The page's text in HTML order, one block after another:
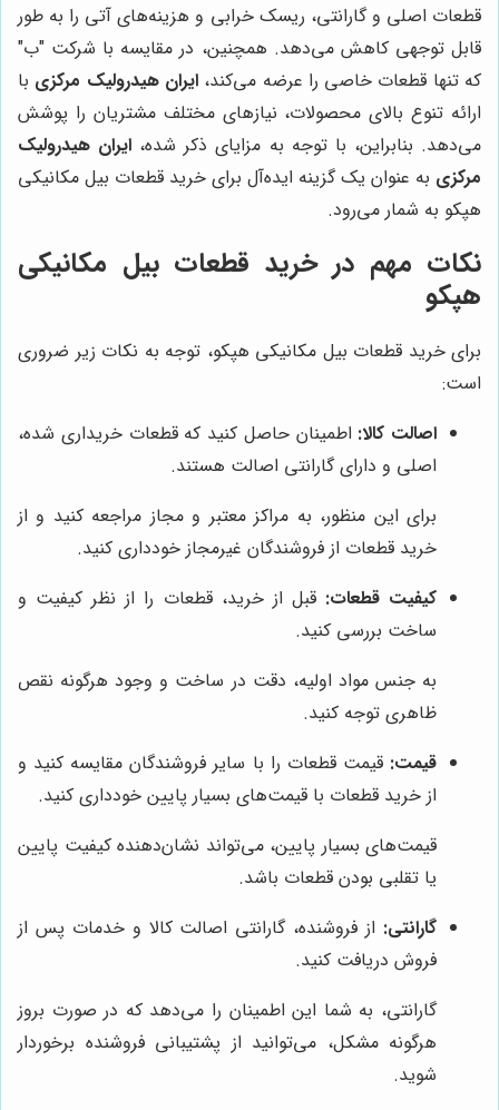
قطعات اصلی و گارانتی، ریسک خرابی و هزینه‌های آتی را به طور
قابل توجهی کاهش می‌دهد. همچنین، در مقایسه با شرکت "ب"
که تنها قطعات خاصی را عرضه می‌کند،ایران هیدرولیک مرکزی با
ارائه تنوع بالای محصولات، نیازهای مختلف مشتریان را پوشش
می‌دهد. بنابراین، با توجه به مزایای ذکر شده، ایران هیدرولیک
مرکزی به عنوان یک گزینه ایده‌آل برای خرید قطعات بیل مکانیکی
هپکو به شمار می‌رود.
نکات مهم در خرید قطعات بیل مکانیکی
هپکو
برای خرید قطعات بیل مکانیکی هپکو، توجه به نکات زیر ضروری
است:
اصالت کالا: اطمینان حاصل کنید که قطعات خریداری شده،
اصلی و دارای گارانتی اصالت هستند.
برای این منظور، به مراکز معتبر و مجاز مراجعه کنید و از
خرید قطعات از فروشندگان غیرمجاز خودداری کنید.
کیفیت قطعات: قبل از خرید، قطعات را از نظر کیفیت و
ساخت بررسی کنید.
به جنس مواد اولیه، دقت در ساخت و وجود هرگونه نقص
ظاهری توجه کنید.
قیمت: قیمت قطعات را با سایر فروشندگان مقایسه کنید و
از خرید قطعات با قیمت‌های بسیار پایین خودداری کنید.
قیمت‌های بسیار پایین، می‌تواند نشان‌دهنده کیفیت پایین
یا تقلبی بودن قطعات باشد.
گارانتی: از فروشنده، گارانتی اصالت کالا و خدمات پس از
فروش دریافت کنید.
گارانتی، به شما این اطمینان را می‌دهد که در صورت بروز
هرگونه مشکل، می‌توانید از پشتیبانی فروشنده برخوردار
شوید.